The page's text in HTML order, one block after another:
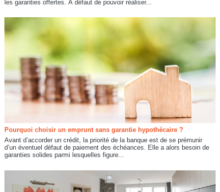
les garanties offertes. À défaut de pouvoir réaliser...
Pourquoi choisir un emprunt sans garantie hypothécaire ?
Avant d’accorder un crédit, la priorité de la banque est de se prémunir
d’un éventuel défaut de paiement des échéances. Elle a alors besoin de
garanties solides parmi lesquelles figure...